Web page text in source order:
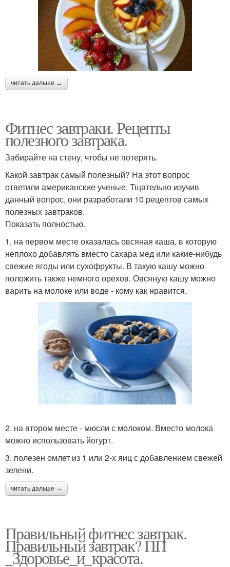
читать дальше →
Фитнес завтраки. Рецепты
полезного завтрака.
Забирайте на стену, чтобы не потерять.
Какой завтрак самый полезный? На этот вопрос
ответили американские ученые. Тщательно изучив
данный вопрос, они разработали 10 рецептов самых
полезных завтраков.
Показать полностью.
1. на первом месте оказалась овсяная каша, в которую
неплохо добавлять вместо сахара мед или какие-нибудь
свежие ягоды или сухофрукты. В такую кашу можно
положить также немного орехов. Овсяную кашу можно
варить на молоке или воде - кому как нравится.
2. на втором месте - мюсли с молоком. Вместо молока
можно использовать йогурт.
3. полезен омлет из 1 или 2-х яиц с добавлением свежей
зелени.
читать дальше →
Правильный фитнес завтрак.
Правильный завтрак? ПП
_Здоровье_и_красота.